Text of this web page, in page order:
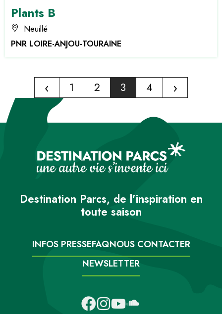
Plants B
Neuillé
PNR LOIRE-ANJOU-TOURAINE
‹ 1 2 3 4 ›
Destination Parcs, de l’inspiration en
toute saison
INFOS PRESSEFAQNOUS CONTACTER
NEWSLETTER